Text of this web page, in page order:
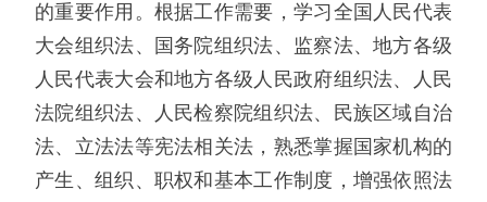
的重要作用。根据工作需要，学习全国人民代表
大会组织法、国务院组织法、监察法、地方各级
人民代表大会和地方各级人民政府组织法、人民
法院组织法、人民检察院组织法、民族区域自治
法、立法法等宪法相关法，熟悉掌握国家机构的
产生、组织、职权和基本工作制度，增强依照法